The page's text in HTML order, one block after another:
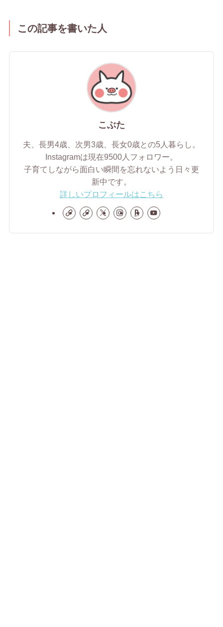
この記事を書いた人
こぶた
夫、長男4歳、次男3歳、長女0歳との5人暮らし。
Instagramは現在9500人フォロワー。
子育てしながら面白い瞬間を忘れないよう日々更
新中です。
詳しいプロフィールはこちら